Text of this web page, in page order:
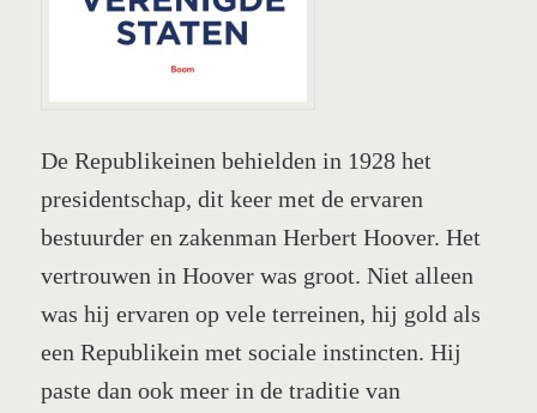
De Republikeinen behielden in 1928 het
presidentschap, dit keer met de ervaren
bestuurder en zakenman Herbert Hoover. Het
vertrouwen in Hoover was groot. Niet alleen
was hij ervaren op vele terreinen, hij gold als
een Republikein met sociale instincten. Hij
paste dan ook meer in de traditie van